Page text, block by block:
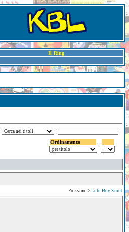
Il Ring
Ordinamento
Prossimo > Lulù Boy Scout